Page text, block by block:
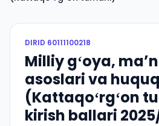
DIRID 60111100218
Milliy gʻoya,
asoslari va
(Kattaqoʻrgʻon
kirish ballari